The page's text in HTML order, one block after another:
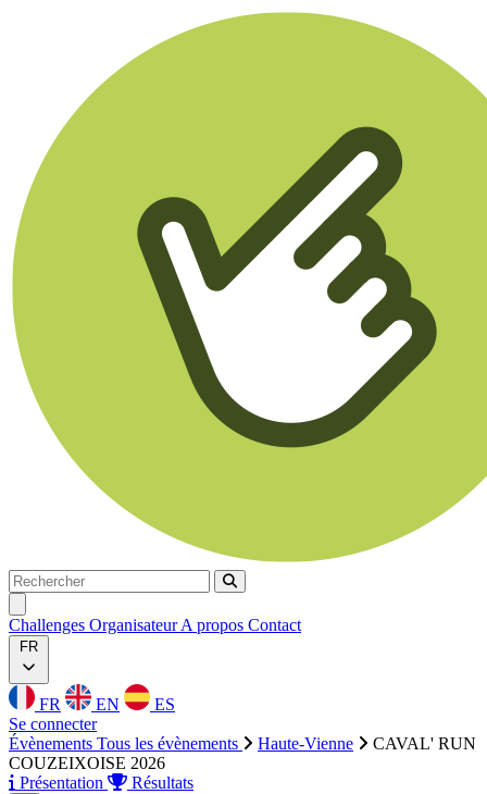
Rechercher
Rechercher
Challenges OrganisateurA propos Contact
FR
FR EN
ES
Se connecter
Évènements Tous les évènements Haute-Vienne
CAVAL' RUN
COUZEIXOISE 2026
Présentation
Résultats